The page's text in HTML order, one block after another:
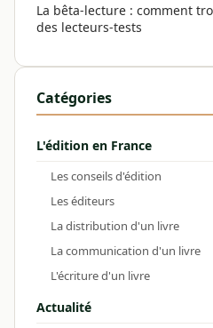
La bêta-lecture : comment
des lecteurs-tests
Catégories
L'édition en France
Les conseils d'édition
Les éditeurs
La distribution d'un livre
La communication d'un livre
L'écriture d'un livre
Actualité